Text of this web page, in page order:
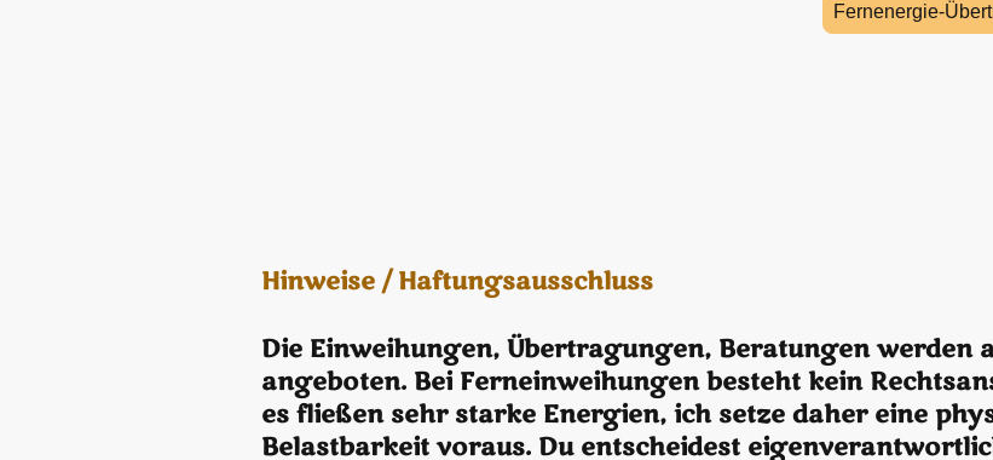
Fernenergie-
Hinweise / Haftungsausschluss
Die Einweihungen, Übertragungen, Beratungen werden
angeboten. Bei Ferneinweihungen besteht kein
es fließen sehr starke Energien, ich setze daher eine
Belastbarkeit voraus. Du entscheidest